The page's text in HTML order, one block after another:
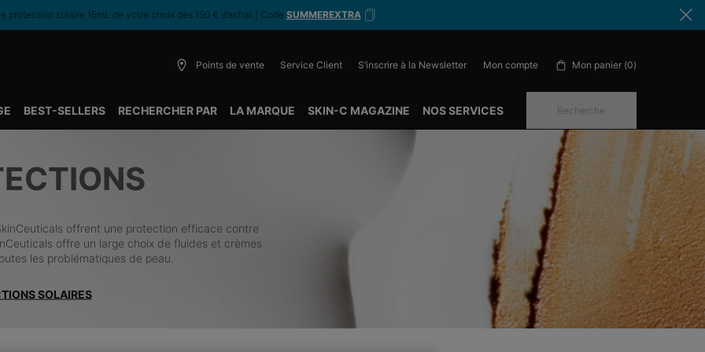
protection solaire 15mL de votre choix dès 150 € d’achat | Code SUMMEREXTRA
Points de vente Service Client S’inscrire à la Newsletter Mon compte Mon panier 0
0 produit in cart
BEST-SELLERS RECHERCHER PAR LA MARQUE SKIN-C MAGAZINE NOS SERVICES Recherche
offrent une protection efficace contre
offre un large choix de fluides et crèmes
les problématiques de peau.
SOLAIRES